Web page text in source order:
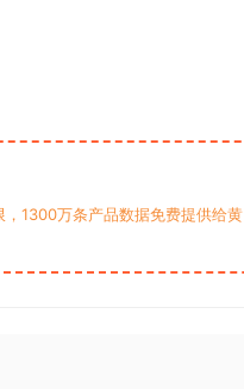
1300万条产品数据免费提供给黄